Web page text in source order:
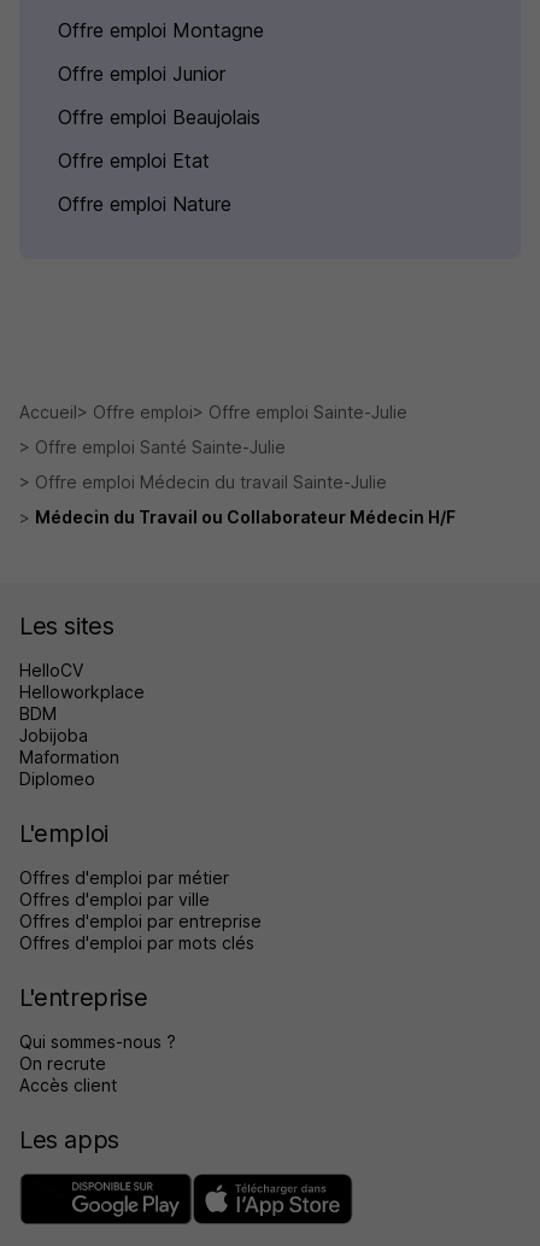
Offre emploi Montagne
Offre emploi Junior
Offre emploi Beaujolais
Offre emploi Etat
Offre emploi Nature
Accueil Offre emploi
Offre emploi Sainte-Julie
Offre emploi Santé Sainte-Julie
Offre emploi Médecin du travail Sainte-Julie
Médecin du Travail ou Collaborateur Médecin H/F
Les sites
HelloCV
Helloworkplace
BDM
Jobijoba
Maformation
Diplomeo
L'emploi
Offres d'emploi par métier
Offres d'emploi par ville
Offres d'emploi par entreprise
Offres d'emploi par mots clés
L'entreprise
Qui sommes-nous ?
On recrute
Accès client
Les apps